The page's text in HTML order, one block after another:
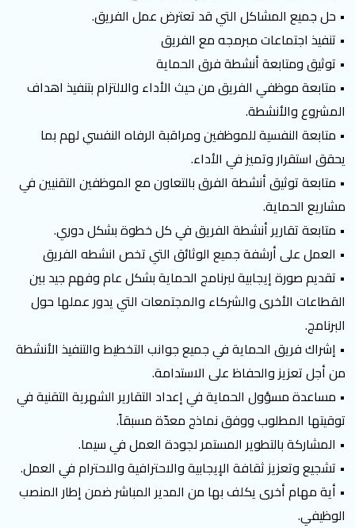
• حل جميع المشاكل التي قد تعترض عمل الفريق.
• تنفيذ اجتماعات مبرمجه مع الفريق
• توثيق ومتابعة أنشطة فرق الحماية
• متابعة موظفي الفريق من حيث الأداء والالتزام بتنفيذ اهداف
المشروع والأنشطة.
• متابعة النفسية للموظفين ومراقبة الرفاه النفسي لهم بما
يحقق استقرار وتميز في الأداء.
• متابعة توثيق أنشطة الفرق بالتعاون مع الموظفين التقنيين في
مشاريع الحماية.
• متابعة تقارير أنشطة الفريق في كل خطوة بشكل دوري.
• العمل على أرشفة جميع الوثائق التي تخص انشطه الفريق
• تقديم صورة إيجابية لبرنامج الحماية بشكل عام وفهم جيد بين
القطاعات الأخرى والشركاء والمجتمعات التي يدور عملها حول
البرنامج.
• إشراك فريق الحماية في جميع جوانب التخطيط والتنفيذ الأنشطة
من أجل تعزيز والحفاظ على الاستدامة.
• مساعدة مسؤول الحماية في إعداد التقارير الشهرية التقنية في
توقيتها المطلوب ووفق نماذج معدّة مسبقاً.
• المشاركة بالتطوير المستمر لجودة العمل في سيما.
• تشجيع وتعزيز ثقافة الإيجابية والاحترافية والاحترام في العمل.
• أية مهام أخرى يكلف بها من المدير المباشر ضمن إطار المنصب
الوظيفي.